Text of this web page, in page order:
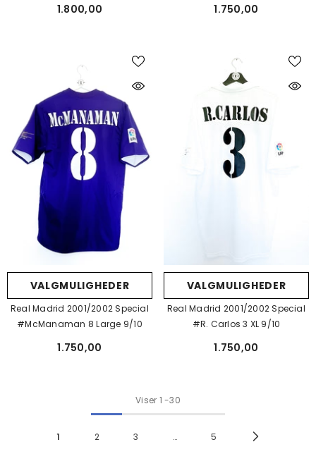
1.800,00 1.750,00
VALGMULIGHEDER
Real Madrid 2001/2002 Special
#McManaman 8 Large 9/10
1.750,00
VALGMULIGHEDER
Real Madrid 2001/2002 Special
#R. Carlos 3 XL 9/10
1.750,00
Viser 1 -30
1 2 3 … 5